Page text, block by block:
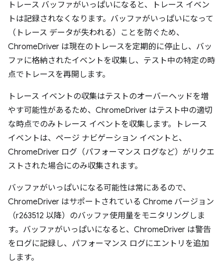
トレース バッファがいっぱいになると、トレース イベン
トは記録されなくなります。バッファがいっぱいになって
（トレース データが失われる）ことを防ぐため、
ChromeDriver は現在のトレースを定期的に停止し、バッ
ファに格納されたイベントを収集し、テスト中の特定の時
点でトレースを再開します。
トレース イベントの収集はテストのオーバーヘッドを増
やす可能性があるため、ChromeDriver はテスト中の適切
な時点でのみトレース イベントを収集します。トレース
イベントは、ページ ナビゲーション イベントと、
ChromeDriver ログ（パフォーマンス ログなど）がリクエ
ストされた場合にのみ収集されます。
バッファがいっぱいになる可能性は常にあるので、
ChromeDriver はサポートされている Chrome バージョン
（r263512 以降）のバッファ使用量をモニタリングしま
す。バッファがいっぱいになると、ChromeDriver は警告
をログに記録し、パフォーマンス ログにエントリを追加
します。